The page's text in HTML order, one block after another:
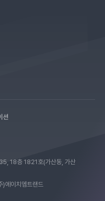
션
18층 1821호(가산동, 가산
이치엠트랜드